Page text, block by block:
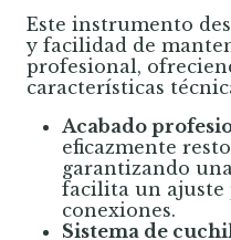
Este instrumento
y facilidad de
profesional,
características
Acabado
eficazmente
garantizando
facilita un ajuste
conexiones.
Sistema de